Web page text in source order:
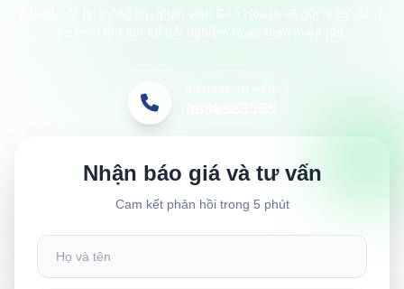
Nhận báo giá và tư vấn
Cam kết phản hồi trong 5 phút